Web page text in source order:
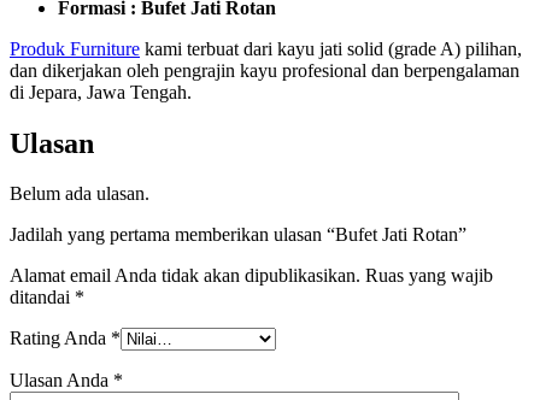
Formasi : Bufet Jati Rotan
Produk Furniture kami terbuat dari kayu jati solid (grade A) pilihan,
dan dikerjakan oleh pengrajin kayu profesional dan berpengalaman
di Jepara, Jawa Tengah.
Ulasan
Belum ada ulasan.
Jadilah yang pertama memberikan ulasan “Bufet Jati Rotan”
Alamat email Anda tidak akan dipublikasikan. Ruas yang wajib
ditandai *
Rating Anda *
Ulasan Anda *